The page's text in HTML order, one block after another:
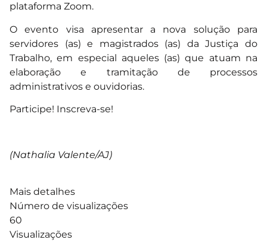
plataforma Zoom.
O evento visa apresentar a nova solução para
servidores (as) e magistrados (as) da Justiça do
Trabalho, em especial aqueles (as) que atuam na
elaboração e tramitação de processos
administrativos e ouvidorias.
Participe! Inscreva-se!
(Nathalia Valente/AJ)
Mais detalhes
Número de visualizações
60
Visualizações